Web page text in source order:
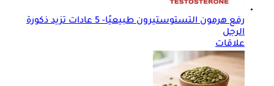
رفع هرمون التستوستيرون طبيعيًا- 5 عادات تزيد ذكورة
الرجل
علاقات